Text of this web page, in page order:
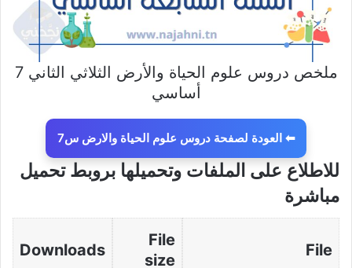
ملخص دروس علوم الحياة والأرض الثلاثي الثاني 7
أساسي
⬅ العودة لصفحة دروس علوم الحياة والارض س7
للاطلاع على الملفات وتحميلها بروبط تحميل
مباشرة
File
File
size
Downloads